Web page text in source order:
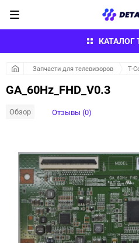
КАТАЛОГ
Запчасти для телевизоров T-
GA_60Hz_FHD_V0.3
Обзор Отзывы (0)